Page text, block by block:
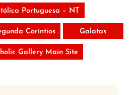
Portuguesa – NT
Coríntios Galatas
Gallery Main Site